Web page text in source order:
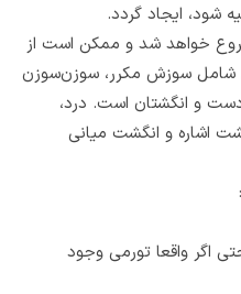
شود، ایجاد گردد.
خواهد شد و ممکن است از
شامل سوزش مکرر، سوزن‌سوزن
و انگشتان است. درد،
اشاره و انگشت میانی
اگر واقعا تورمی وجود